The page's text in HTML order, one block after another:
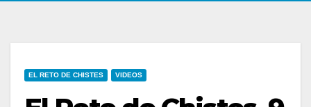
EL RETO DE CHISTES VIDEOS